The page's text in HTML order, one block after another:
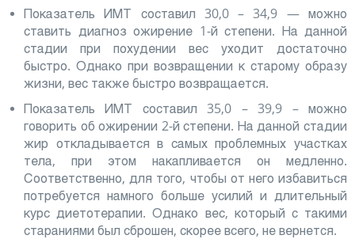
Показатель ИМТ составил 30,0 – 34,9 — можно
ставить диагноз ожирение 1-й степени. На данной
стадии при похудении вес уходит достаточно
быстро. Однако при возвращении к старому образу
жизни, вес также быстро возвращается.
Показатель ИМТ составил 35,0 – 39,9 – можно
говорить об ожирении 2-й степени. На данной стадии
жир откладывается в самых проблемных участках
тела, при этом накапливается он медленно.
Соответственно, для того, чтобы от него избавиться
потребуется намного больше усилий и длительный
курс диетотерапии. Однако вес, который с такими
стараниями был сброшен, скорее всего, не вернется.